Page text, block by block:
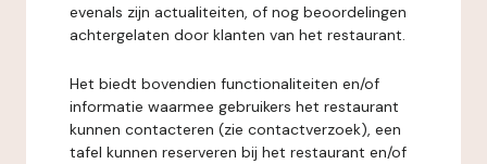
evenals zijn actualiteiten, of nog beoordelingen
achtergelaten door klanten van het restaurant.
Het biedt bovendien functionaliteiten en/of
informatie waarmee gebruikers het restaurant
kunnen contacteren (zie contactverzoek), een
tafel kunnen reserveren bij het restaurant en/of